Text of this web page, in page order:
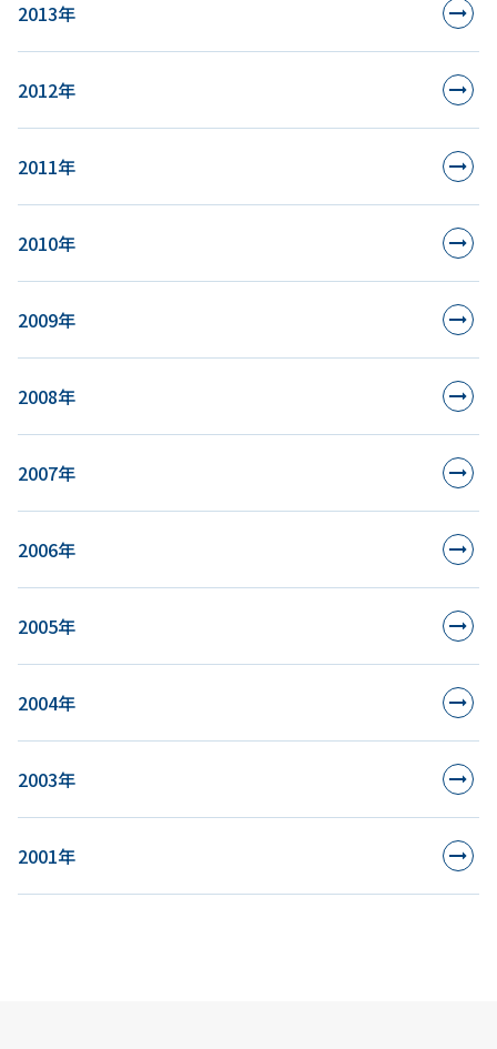
2013年
2012年
2011年
2010年
2009年
2008年
2007年
2006年
2005年
2004年
2003年
2001年